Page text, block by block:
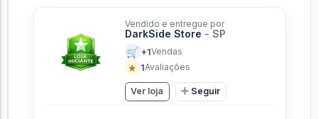
Vendido e entregue por
DarkSide Store - SP
🛒 +1Vendas
★ 1Avaliações
Ver loja Seguir